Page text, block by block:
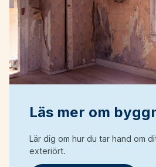
Läs mer om
Lär dig om hur du tar hand om
exteriört.